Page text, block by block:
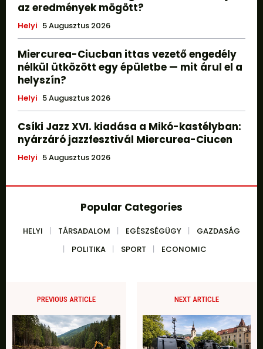
az eredmények mögött?
Helyi 5 Augusztus 2026
Miercurea-Ciucban ittas vezető engedély
nélkül ütközött egy épületbe — mit árul el a
helyszín?
Helyi 5 Augusztus 2026
Csíki Jazz XVI. kiadása a Mikó-kastélyban:
nyárzáró jazzfesztivál Miercurea-Ciucen
Helyi 5 Augusztus 2026
Popular Categories
HELYI TÁRSADALOM EGÉSZSÉGÜGY
GAZDASÁG
POLITIKA
SPORT ECONOMIC
PREVIOUS ARTICLE NEXT ARTICLE